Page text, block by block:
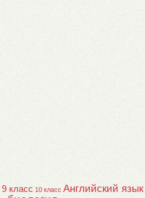
9 класс 10 класс Английский язык